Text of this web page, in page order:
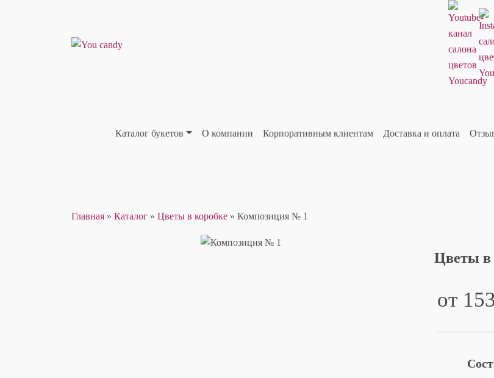
Каталог букетов О компании Корпоративным клиентам Доставка и оплата
Главная » Каталог » Цветы в коробке » Композиция № 1
Цветы в
от